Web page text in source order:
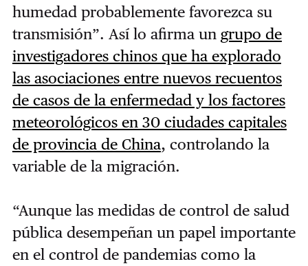
humedad probablemente favorezca su
transmisión”. Así lo afirma un grupo de
investigadores chinos que ha explorado
las asociaciones entre nuevos recuentos
de casos de la enfermedad y los factores
meteorológicos en 30 ciudades capitales
de provincia de China, controlando la
variable de la migración.
“Aunque las medidas de control de salud
pública desempeñan un papel importante
en el control de pandemias como la